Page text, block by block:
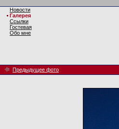
Новости
Галерея
Ссылки
Гостевая
Обо мне
Предыдущее фото